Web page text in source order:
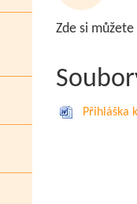
Zde si
Přihláška